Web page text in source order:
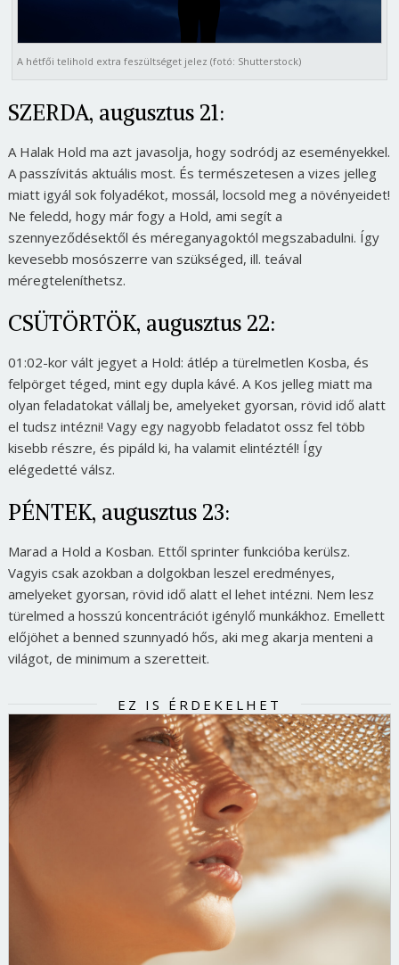
A hétfői telihold extra feszültséget jelez (fotó: Shutterstock)
SZERDA, augusztus 21:
A Halak Hold ma azt javasolja, hogy sodródj az eseményekkel.
A passzívitás aktuális most. És természetesen a vizes jelleg
miatt igyál sok folyadékot, mossál, locsold meg a növényeidet!
Ne feledd, hogy már fogy a Hold, ami segít a
szennyeződésektől és méreganyagoktól megszabadulni. Így
kevesebb mosószerre van szükséged, ill. teával
méregteleníthetsz.
CSÜTÖRTÖK, augusztus 22:
01:02-kor vált jegyet a Hold: átlép a türelmetlen Kosba, és
felpörget téged, mint egy dupla kávé. A Kos jelleg miatt ma
olyan feladatokat vállalj be, amelyeket gyorsan, rövid idő alatt
el tudsz intézni! Vagy egy nagyobb feladatot ossz fel több
kisebb részre, és pipáld ki, ha valamit elintéztél! Így
elégedetté válsz.
PÉNTEK, augusztus 23:
Marad a Hold a Kosban. Ettől sprinter funkcióba kerülsz.
Vagyis csak azokban a dolgokban leszel eredményes,
amelyeket gyorsan, rövid idő alatt el lehet intézni. Nem lesz
türelmed a hosszú koncentrációt igénylő munkákhoz. Emellett
előjöhet a benned szunnyadó hős, aki meg akarja menteni a
világot, de minimum a szeretteit.
EZ IS ÉRDEKELHET